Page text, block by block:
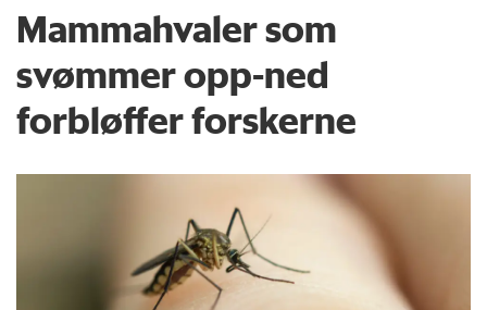
Mammahvaler som
svømmer opp-ned
forbløffer forskerne